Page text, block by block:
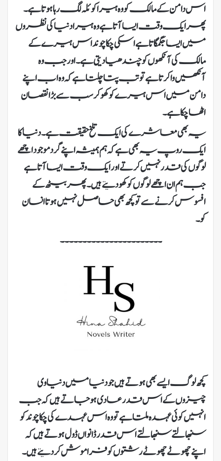
اس دامن کے مالک کو وہ ہیراکوئلہ لگ رہا ہوتا ہے۔
پھر ایک وقت ایسا آتا ہے وہ ہیرا دنیا کی نظروں
میں ایسا جگمگاتا ہے اسکی چکاچوند اس ہیرے کے
مالک کی آنکھوں کو چندھیا دیتی ہے۔ اور جب وہ
آنکھیں وا کرتا ہے تو تب پتا چلتا ہے کہ وہ اب اپنے
دامن میں اس ہیرے کو کھو کر سب سے بڑا نقصان
اٹھا چکا ہے۔
یہ بھی معاشرے کی ایک تلخ حقیقت ہے۔ دنیا کا
ایک روپ یہ بھی ہے کہ ہم ہمیشہ اپنے گرد موجود اچھے
لوگوں کی قدر نہیں کرتے اور ایک وقت ایسا آتا ہے
جب ہم ان اچھے لوگوں کو کھو دیتے ہیں۔ پھر بیٹھ کے
افسوس کرنے سے تو کچھ بھی حاصل نہیں ہوتا انسان
کو۔
۔۔۔۔۔۔۔۔۔۔۔۔۔۔۔۔۔۔۔۔۔۔۔
کچھ لوگ ایسے بھی ہوتے ہیں جو دنیا میں دنیاوی
چیزوں کے اس قدر عادی ہو جاتے ہیں کہ جب
انہیں کوئی عہدہ ملتا ہے تو وہ اس عہدے کی چکاچوند کو
سنبھالتے سنبھالتے اس قدر ڈانواں ڈول ہوتے ہیں کہ
اپنے چھوٹے چھوٹے رشتوں کو فراموش کر دیتے ہیں۔